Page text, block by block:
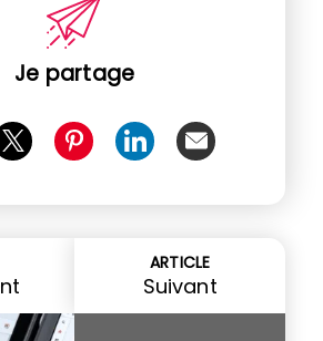
Je partage
ARTICLE
Suivant